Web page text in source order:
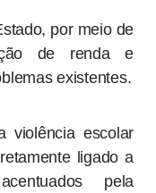
por meio de
de renda e
existentes.
violência escolar
ligado a
pela